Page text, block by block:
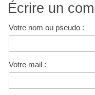
Écrire un
Votre nom ou pseudo :
Votre mail :